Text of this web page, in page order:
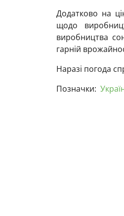
Додатково на
щодо
виробництва
гарній
Наразі погода
Позначки: